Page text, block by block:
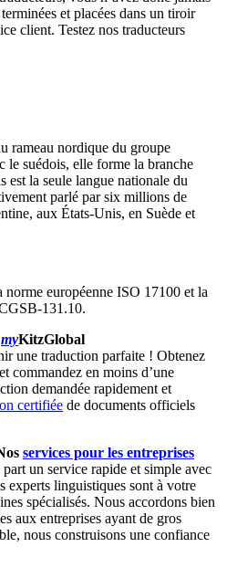
et placées dans un tiroir
client. Testez nos traducteurs
rameau nordique du groupe
le suédois, elle forme la branche
est la seule langue nationale du
parlé par six millions de
aux États-Unis, en Suède et
européenne ISO 17100 et la
131.10.
myKitzGlobal
une traduction parfaite ! Obtenez
commandez en moins d’une
demandée rapidement et
certifiée de documents officiels
services pour les entreprises
un service rapide et simple avec
experts linguistiques sont à votre
spécialisés. Nous accordons bien
aux entreprises ayant de gros
nous construisons une confiance